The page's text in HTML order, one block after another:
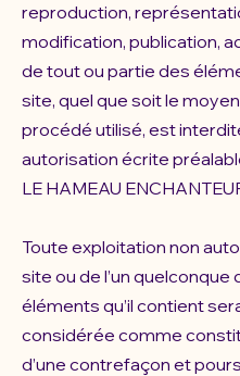
reproduction,
modification, publication,
de tout ou partie des
site, quel que soit le
procédé utilisé, est
autorisation écrite
LE HAMEAU
Toute exploitation non
site ou de l’un quelconque
éléments qu’il contient
considérée comme
d’une contrefaçon et